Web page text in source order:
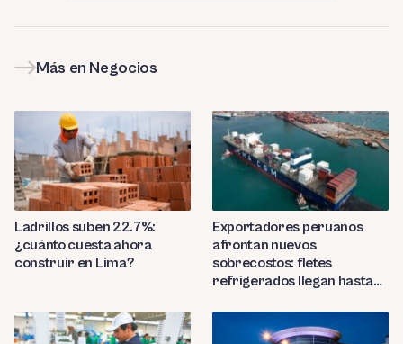
Más en Negocios
Ladrillos suben 22.7%:
¿cuánto cuesta ahora
construir en Lima?
Exportadores peruanos
afrontan nuevos
sobrecostos: fletes
refrigerados llegan hasta